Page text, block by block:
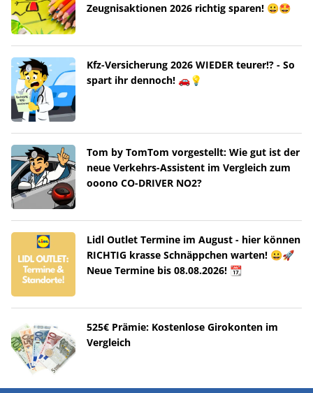
Zeugnisaktionen 2026 richtig sparen! 😀🤩
Kfz-Versicherung 2026 WIEDER teurer!? - So
spart ihr dennoch! 🚗💡
Tom by TomTom vorgestellt: Wie gut ist der
neue Verkehrs-Assistent im Vergleich zum
ooono CO-DRIVER NO2?
Lidl Outlet Termine im August - hier können
RICHTIG krasse Schnäppchen warten! 😀🚀
Neue Termine bis 08.08.2026! 📆
525€ Prämie: Kostenlose Girokonten im
Vergleich